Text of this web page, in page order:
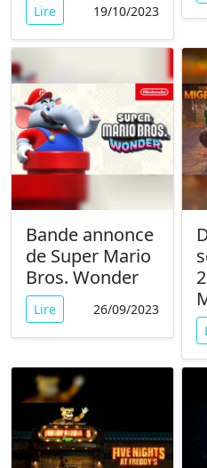
Lire 19/10/2023
Bande annonce
de Super Mario
Bros. Wonder
Lire 26/09/2023